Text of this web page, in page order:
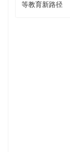
等教育新路径